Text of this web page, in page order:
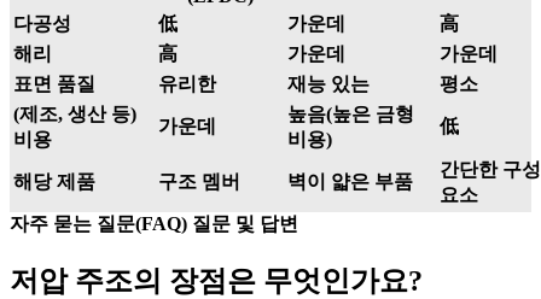
다공성
低 가운데
高
해리
高 가운데
가운데
표면 품질
유리한 재능 있는
평소
(제조, 생산 등)
비용
가운데
높음(높은 금형
비용)
低
해당 제품 구조 멤버 벽이 얇은 부품
간단한 구성
요소
자주 묻는 질문(FAQ) 질문 및 답변
저압 주조의 장점은 무엇인가요?